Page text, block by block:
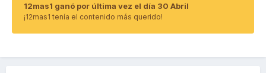
12mas1 ganó por última vez el día 30 Abril
¡12mas1 tenía el contenido más querido!